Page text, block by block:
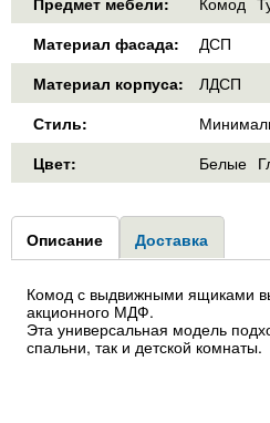
Материал фасада:
ДСП
Материал корпуса:
ЛДСП
Стиль:
Цвет:
Белые
Group1
Описание (активная
вкладка)
Доставка
Комод с выдвижными ящиками
акционного МДФ.
Эта универсальная модель
спальни, так и детской комнаты.